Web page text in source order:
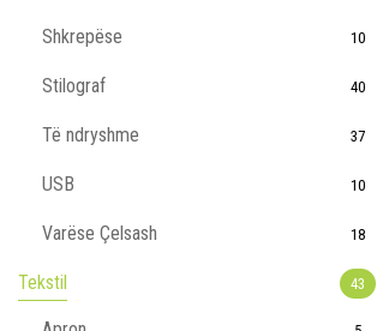
Shkrepëse 10
Stilograf 40
Të ndryshme 37
USB 10
Varëse Çelsash 18
Tekstil 43